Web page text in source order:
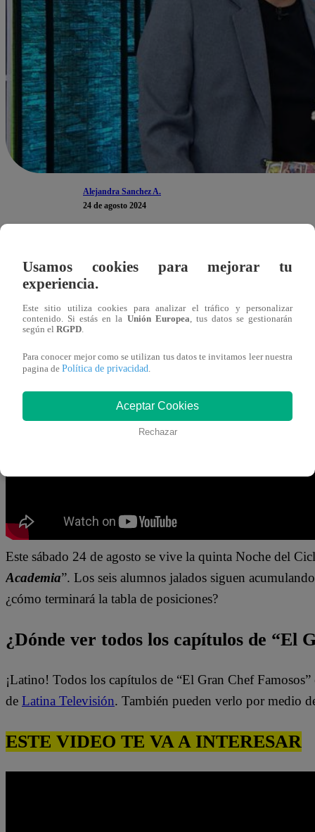
Alejandra Sanchez A.
24 de agosto 2024
Shaw y Phillip Chu Joy. Pero, al momento de dar su
Al notar que no habían escrito el nombre Phillip igual
Phillip, ¿es con E al final? ”, cuestionaron. Ahí
Tanto Masías como Giacomo se mostraron un poco
Este sábado 24 de agosto se vive la quinta Noche del
Academia”. Los seis alumnos jalados siguen
¿cómo terminará la tabla de posiciones?
¿Dónde ver todos los capítulos de “El
¡Latino! Todos los capítulos de “El Gran Chef
de Latina Televisión. También pueden verlo por medio
ESTE VIDEO TE VA A INTERESAR
Usamos cookies para mejorar tu
experiencia.
Este sitio utiliza cookies para analizar el tráfico y personalizar
contenido. Si estás en la Unión Europea, tus datos se gestionarán
según el RGPD.
Para conocer mejor como se utilizan tus datos te invitamos leer nuestra
pagina de Política de privacidad.
Aceptar Cookies
Rechazar